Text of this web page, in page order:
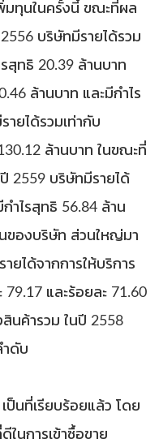
มทุนในครั้งนี้ ขณะที่ผล
บริษัทมีรายได้รวม
สุทธิ 20.39 ล้านบาท
ล้านบาท และมีกำไร
ายได้รวมเท่ากับ
ล้านบาท ในขณะที่
2559 บริษัทมีรายได้
ำไรสุทธิ 56.84 ล้าน
ของบริษัท ส่วนใหญ่มา
ยได้จากการให้บริการ
และร้อยละ 71.60
สินค้ารวม ในปี 2558
ำดับ
ป็นที่เรียบร้อยแล้ว โดย
ในการเข้าซื้อขาย